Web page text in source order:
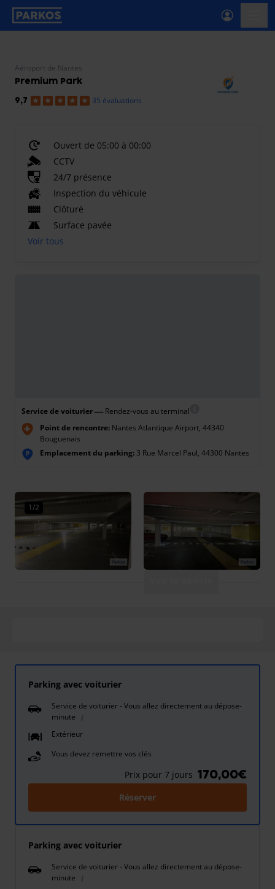
étiquette-de-navigation-principale
Aéroport de Nantes
Premium Park
9,7 35 évaluations
Ouvert de 05:00 à 00:00
CCTV
24/7 présence
Inspection du véhicule
Clôturé
Surface pavée
Voir tous
Service de voiturier— Rendez-vous au terminal
Point de rencontre: Nantes Atlantique Airport, 44340
Bouguenais
P Emplacement du parking: 3 Rue Marcel Paul, 44300 Nantes
1/2
Parking avec voiturier
Service de voiturier - Vous allez directement au dépose-
minute
Extérieur
Vous devez remettre vos clés
Prix pour 7 jours 170,00€
Réserver
Parking avec voiturier
Service de voiturier - Vous allez directement au dépose-
minute